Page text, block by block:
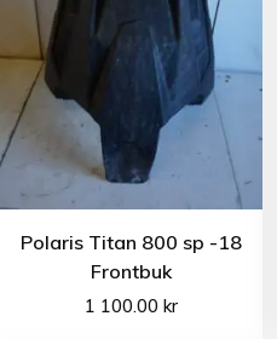
Polaris Titan 800 sp -18
Frontbuk
1 100.00 kr